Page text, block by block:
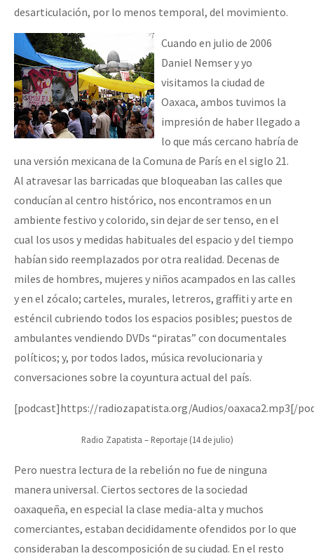
desarticulación, por lo menos temporal, del movimiento.
Cuando en julio de 2006
Daniel Nemser y yo
visitamos la ciudad de
Oaxaca, ambos tuvimos la
impresión de haber llegado a
lo que más cercano habría de
una versión mexicana de la Comuna de París en el siglo 21.
Al atravesar las barricadas que bloqueaban las calles que
conducían al centro histórico, nos encontramos en un
ambiente festivo y colorido, sin dejar de ser tenso, en el
cual los usos y medidas habituales del espacio y del tiempo
habían sido reemplazados por otra realidad. Decenas de
miles de hombres, mujeres y niños acampados en las calles
y en el zócalo; carteles, murales, letreros, graffiti y arte en
esténcil cubriendo todos los espacios posibles; puestos de
ambulantes vendiendo DVDs “piratas” con documentales
políticos; y, por todos lados, música revolucionaria y
conversaciones sobre la coyuntura actual del país.
[podcast]https://radiozapatista.org/Audios/oaxaca2.mp3[/
Radio Zapatista – Reportaje (14 de julio)
Pero nuestra lectura de la rebelión no fue de ninguna
manera universal. Ciertos sectores de la sociedad
oaxaqueña, en especial la clase media-alta y muchos
comerciantes, estaban decididamente ofendidos por lo que
consideraban la descomposición de su ciudad. En el resto